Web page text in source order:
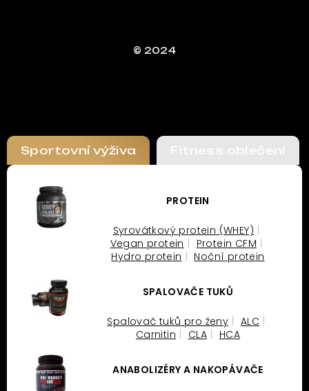
© 2024
Sportovní výživa Fitness oblečení
PROTEIN
Syrovátkový protein (WHEY)
Vegan protein
Protein CFM
Hydro protein
Noční protein
SPALOVAČE TUKŮ
Spalovač tuků pro ženy
ALC
Carnitin
CLA HCA
ANABOLIZÉRY A NAKOPÁVAČE